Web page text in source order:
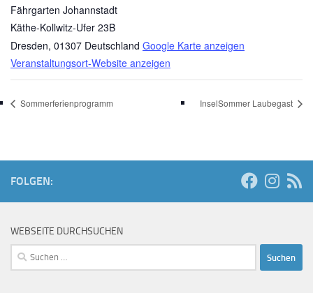
Fährgarten Johannstadt
Käthe-Kollwitz-Ufer 23B
Dresden, 01307 Deutschland Google Karte anzeigen
Veranstaltungsort-Website anzeigen
Sommerferienprogramm InselSommer Laubegast
FOLGEN:
WEBSEITE DURCHSUCHEN
Suchen
nach: